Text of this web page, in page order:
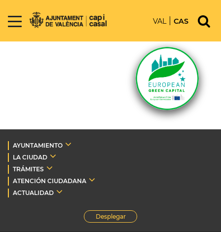
VAL CAS
AYUNTAMIENTO
LA CIUDAD
TRÁMITES
ATENCIÓN CIUDADANA
ACTUALIDAD
Desplegar